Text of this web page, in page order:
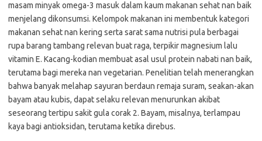
masam minyak omega-3 masuk dalam kaum makanan sehat nan baik
menjelang dikonsumsi. Kelompok makanan ini membentuk kategori
makanan sehat nan kering serta sarat sama nutrisi pula berbagai
rupa barang tambang relevan buat raga, terpikir magnesium lalu
vitamin E. Kacang-kodian membuat asal usul protein nabati nan baik,
terutama bagi mereka nan vegetarian. Penelitian telah menerangkan
bahwa banyak melahap sayuran berdaun remaja suram, seakan-akan
bayam atau kubis, dapat selaku relevan menurunkan akibat
seseorang tertipu sakit gula corak 2. Bayam, misalnya, terlampau
kaya bagi antioksidan, terutama ketika direbus.